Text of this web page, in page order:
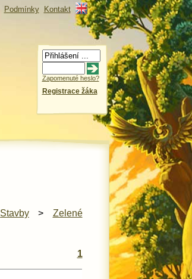
Podmínky Kontakt
Zapomenuté heslo?
Registrace žáka
Stavby> Zelené
1